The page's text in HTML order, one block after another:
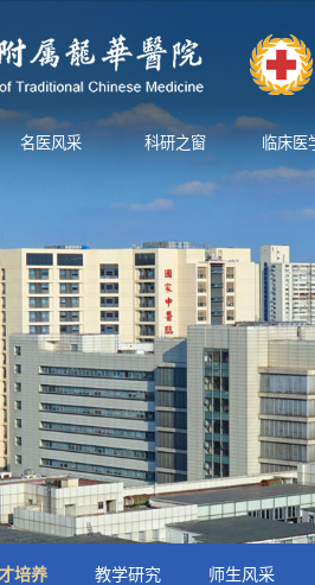
名医风采 科研之窗 临床医
培养 教学研究 师生风采